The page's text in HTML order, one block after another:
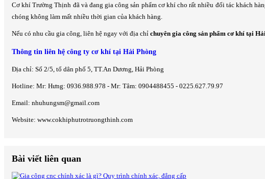
Cơ khí Trường Thịnh đã và đang gia công sản phẩm cơ khí cho rất nhiều đối tác khách
chóng không làm mất nhiều thời gian của khách hàng.
Nếu có nhu cầu gia công, liên hệ ngay với địa chỉ chuyên gia công sản phẩm cơ khí tại
Thông tin liên hệ công ty cơ khí tại Hải Phòng
Địa chỉ: Số 2/5, tổ dân phố 5, TT.An Dương, Hải Phòng
Hotline: Mr: Hưng: 0936.988.978 - Mr: Tâm: 0904488455 - 0225.627.79.97
Email: nhuhungsm@gmail.com
Website: www.cokhiphutrotruongthinh.com
Bài viết liên quan